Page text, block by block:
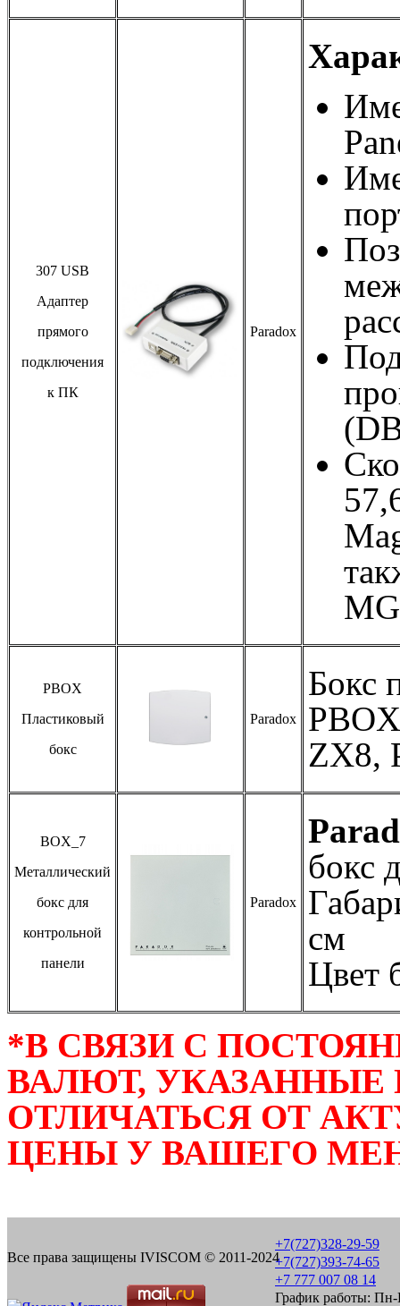
307 USB
Адаптер
прямого
подключения
к ПК
Paradox
PBOX
Пластиковый
бокс
Paradox
Бокс
ZX8,
BOX_7
Металлический
бокс для
контрольной
панели
Paradox
бокс
см
Цвет
*В СВЯЗИ С
ВАЛЮТ, УКАЗАННЫЕ
ОТЛИЧАТЬСЯ ОТ
ЦЕНЫ У ВАШЕГО
Все права защищены IVISCOM © 2011-2024
+7(727)328-29-59
+7(727)393-74-65
+7 777 007 08 14
График работы: Пн-